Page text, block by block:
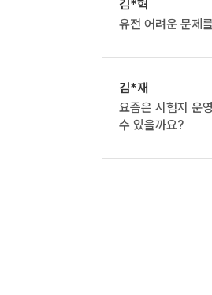
김*혁
유전 어려운 문제
김*재
요즘은 시험지 운
수 있을까요?